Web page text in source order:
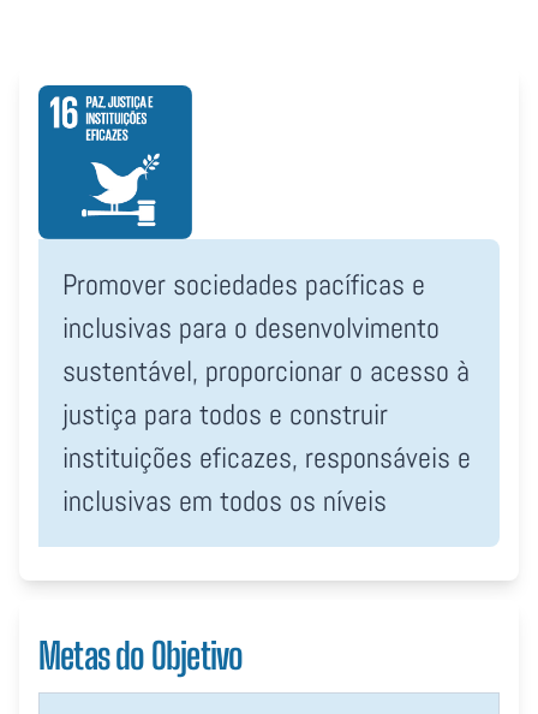
Promover sociedades pacíficas e
inclusivas para o desenvolvimento
sustentável, proporcionar o acesso à
justiça para todos e construir
instituições eficazes, responsáveis e
inclusivas em todos os níveis
Metas do Objetivo